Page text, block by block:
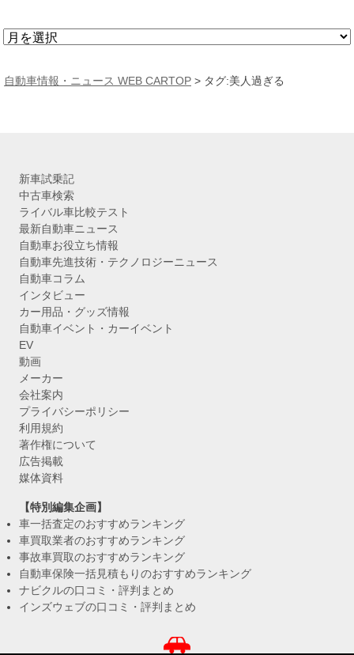
ア
カ
自動車情報・ニュース WEB CARTOP > タグ:美人過ぎる
新車試乗記
中古車検索
ライバル車比較テスト
最新自動車ニュース
自動車お役立ち情報
自動車先進技術・テクノロジーニュース
自動車コラム
インタビュー
カー用品・グッズ情報
自動車イベント・カーイベント
EV
動画
メーカー
会社案内
プライバシーポリシー
利用規約
著作権について
広告掲載
媒体資料
【特別編集企画】
車一括査定のおすすめランキング
車買取業者のおすすめランキング
事故車買取のおすすめランキング
自動車保険一括見積もりのおすすめランキング
ナビクルの口コミ・評判まとめ
インズウェブの口コミ・評判まとめ